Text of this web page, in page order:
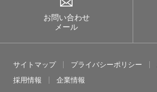
お問い合わせ
メール
サイトマップ プライバシーポリシー
採⽤情報
企業情報